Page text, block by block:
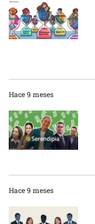
Hace 9 meses
Hace 9 meses